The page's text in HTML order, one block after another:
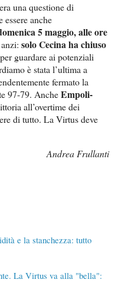
una questione di
anche
5 maggio, alle ore
solo Cecina ha chiuso
guardare ai potenziali
è stata l’ultima a
fermato la
97-79. AncheEmpoli-
all’overtime dei
di tutto. La Virtus deve
Andrea Frullanti
e la stanchezza: tutto
La Virtus va alla "bella":